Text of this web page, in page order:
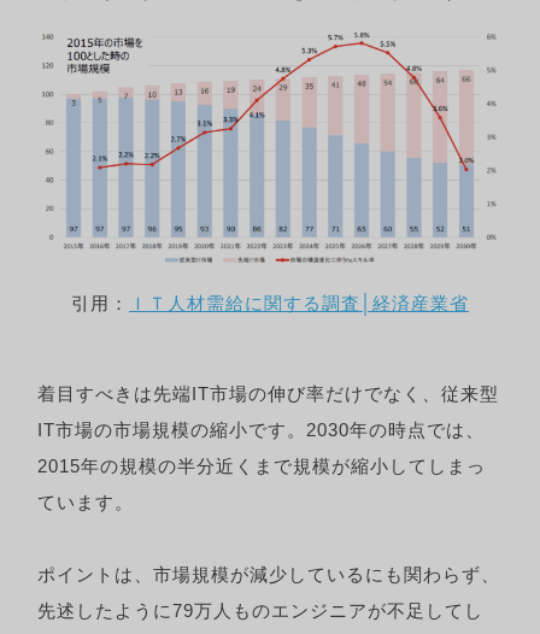
引用： ＩＴ人材需給に関する調査│経済産業省
着目すべきは先端IT市場の伸び率だけでなく、従来型
IT市場の市場規模の縮小です。2030年の時点では、
2015年の規模の半分近くまで規模が縮小してしまっ
ています。
ポイントは、市場規模が減少しているにも関わらず、
先述したように79万人ものエンジニアが不足してし